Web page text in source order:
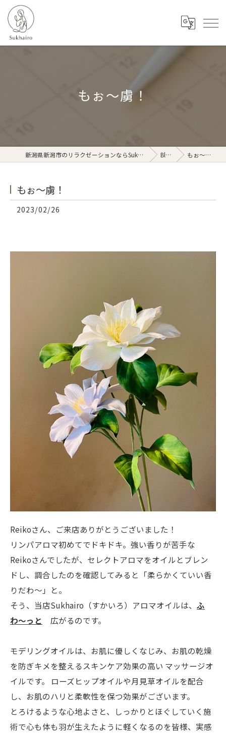
もぉ〜虜！
新潟県新潟市のリラクゼーションならSukhairo Blog もぉ〜虜！
もぉ〜虜！
2023/02/26
Reikoさん、ご来店ありがとうございました！
リンパアロマ初めてでドキドキ。強い香りが苦手な
Reikoさんでしたが、セレクトアロマをオイルとブレン
ドし、調合したのを確認してみると「柔らかくていい香
りだわ〜」と。
そう、当店Sukhairo（すかいろ）アロマオイルは、 ふ
わ〜っと 広がるのです。
モデリングオイルは、お肌に優しくなじみ、お肌の乾燥
を防ぎキメを整えるスキンケア効果の高い マッサージオ
イルです。 ローズヒップオイルや月見草オイルを配合
し、お肌のハリと柔軟性を保つ効果がございます。
とろけるような心地よさと、しっかりとほぐしていく施
術で心も体も羽が生えたように軽くなるのを皆様、実感